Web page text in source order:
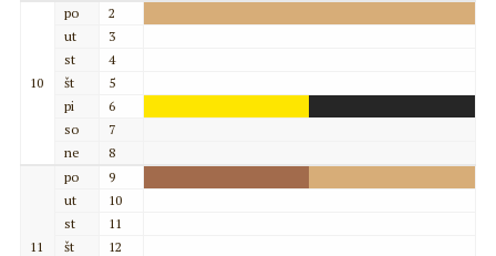
10
po
2
ut
3
st
4
št
5
pi
6
so
7
ne
8
11
po
9
ut
10
st
11
št
12